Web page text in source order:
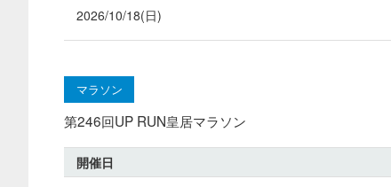
2026/10/18(日)
マラソン
第246回UP RUN皇居マラソン
開催日